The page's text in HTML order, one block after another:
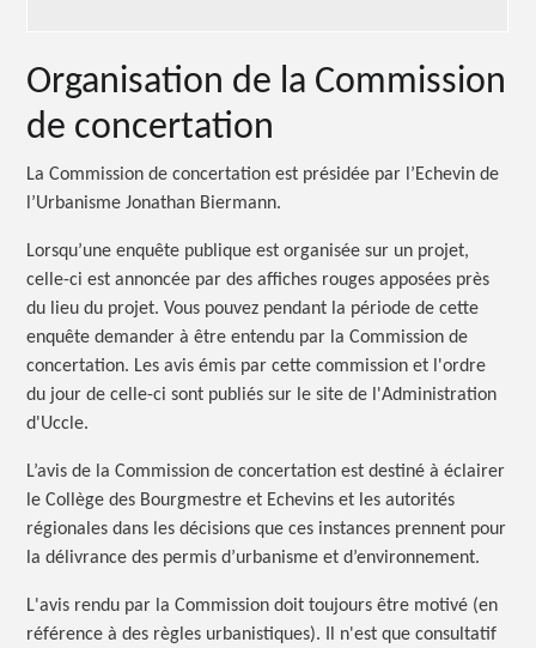
Organisation de la Commission
de concertation
La Commission de concertation est présidée par l’Echevin de
l’Urbanisme Jonathan Biermann.
Lorsqu’une enquête publique est organisée sur un projet,
celle-ci est annoncée par des affiches rouges apposées près
du lieu du projet. Vous pouvez pendant la période de cette
enquête demander à être entendu par la Commission de
concertation. Les avis émis par cette commission et l'ordre
du jour de celle-ci sont publiés sur le site de l'Administration
d'Uccle.
L’avis de la Commission de concertation est destiné à éclairer
le Collège des Bourgmestre et Echevins et les autorités
régionales dans les décisions que ces instances prennent pour
la délivrance des permis d’urbanisme et d’environnement.
L'avis rendu par la Commission doit toujours être motivé (en
référence à des règles urbanistiques). Il n'est que consultatif